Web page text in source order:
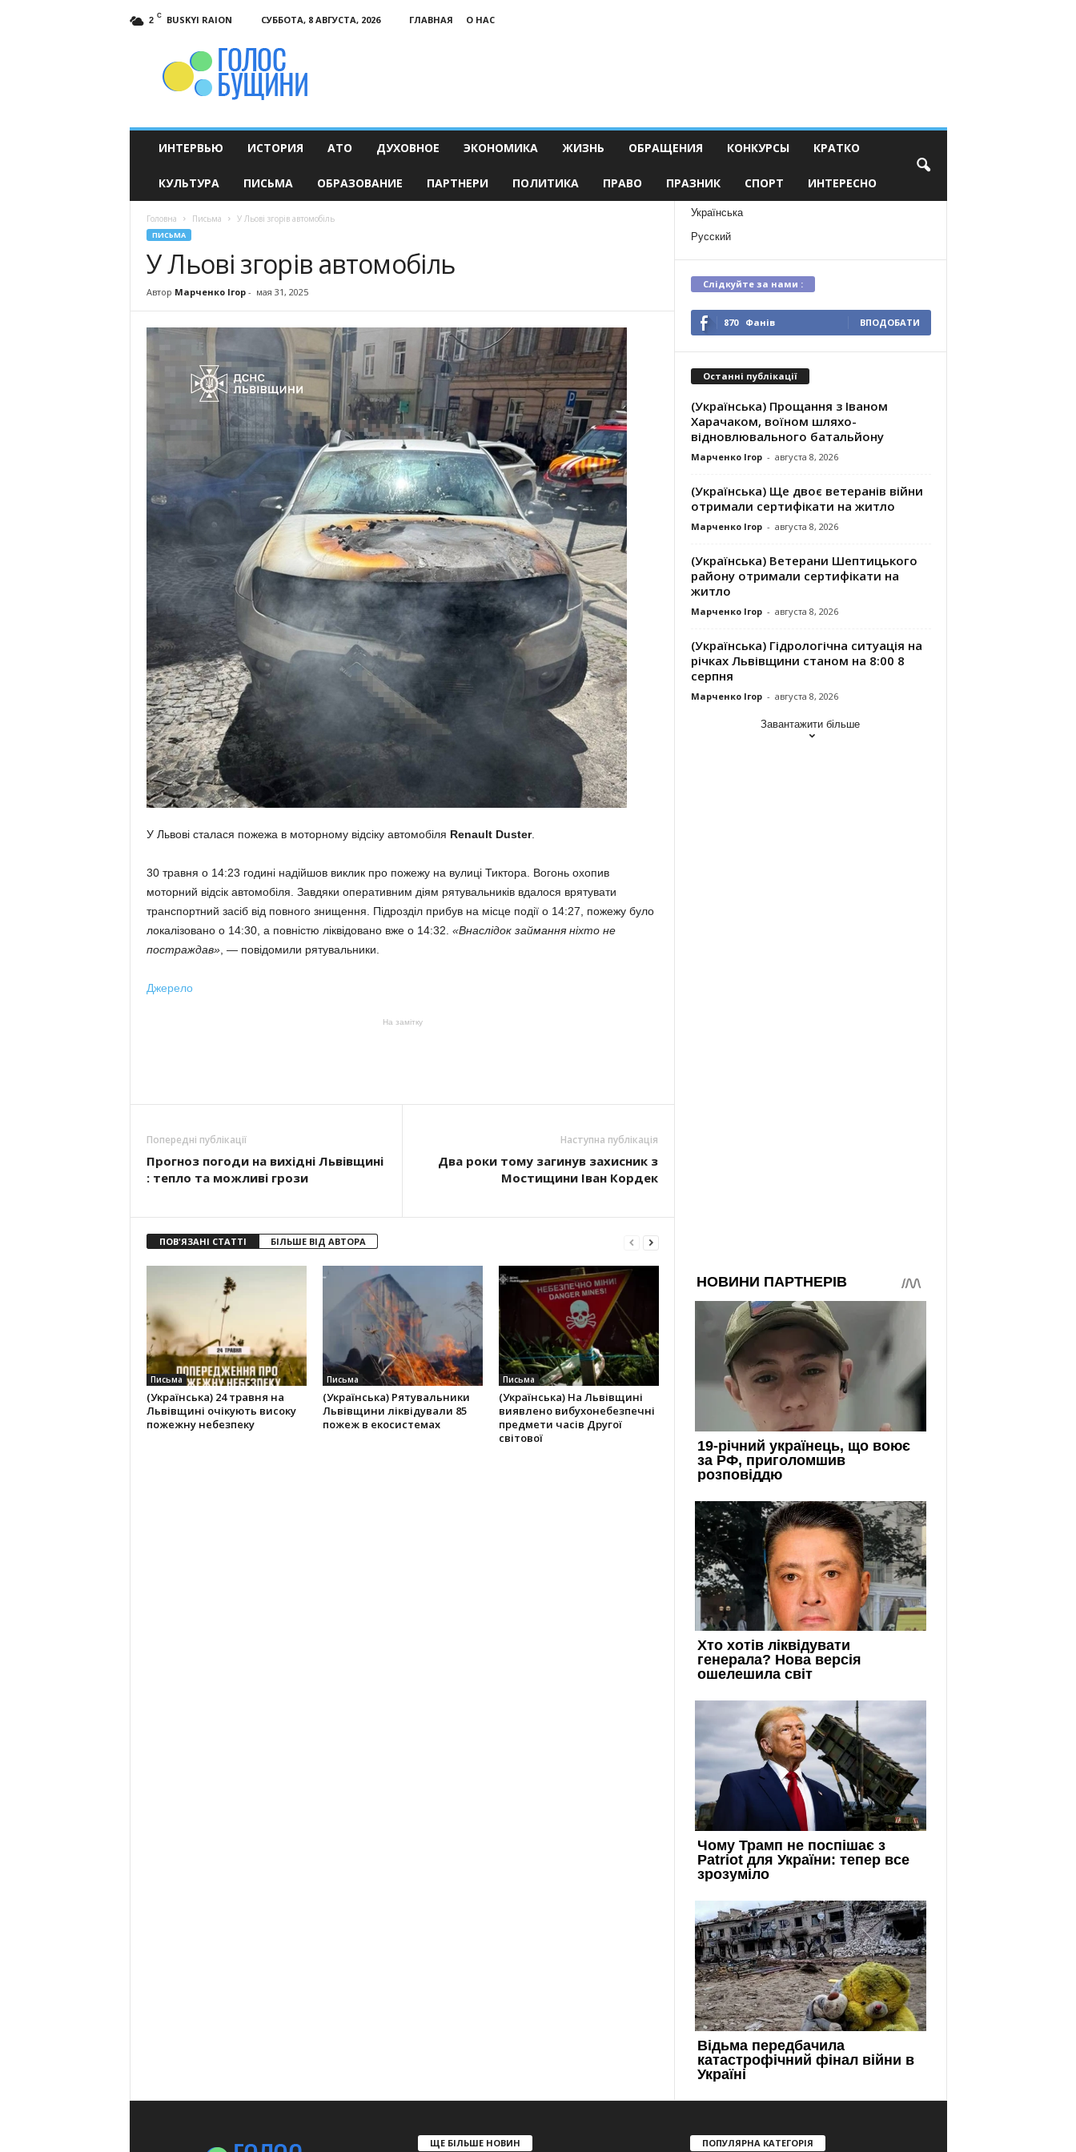
2 C BUSKYI RAION СУББОТА, 8 АВГУСТА, 2026 ГЛАВНАЯ
О НАС
ИНТЕРВЬЮ ИСТОРИЯ АТО ДУХОВНОЕ ЭКОНОМИКА ЖИЗНЬ ОБРАЩЕНИЯ КОНКУРСЫ КРАТКО
КУЛЬТУРА ПИСЬМА ОБРАЗОВАНИЕ ПАРТНЕРИ ПОЛИТИКА ПРАВО ПРАЗНИК СПОРТ ИНТЕРЕСНО
Головна Письма У Льові згорів автомобіль
ПИСЬМА
У Льові згорів автомобіль
Автор Марченко Ігор- мая 31, 2025
У Львові сталася пожежа в моторному відсіку автомобіля Renault Duster.
30 травня о 14:23 годині надійшов виклик про пожежу на вулиці Тиктора. Вогонь охопив
моторний відсік автомобіля. Завдяки оперативним діям рятувальників вдалося врятувати
транспортний засіб від повного знищення. Підрозділ прибув на місце події о 14:27, пожежу було
локалізовано о 14:30, а повністю ліквідовано вже о 14:32. «Внаслідок займання ніхто не
постраждав», — повідомили рятувальники.
Джерело
На замітку
Попередні публікації
Прогноз погоди на вихідні Львівщині
: тепло та можливі грози
Наступна публікація
Два роки тому загинув захисник з
Мостищини Іван Кордек
ПОВ'ЯЗАНІ СТАТТІ БІЛЬШЕ ВІД АВТОРА
Письма
(Українська) 24 травня на
Львівщині очікують високу
пожежну небезпеку
Письма
(Українська) Рятувальники
Львівщини ліквідували 85
пожеж в екосистемах
Письма
(Українська) На Львівщині
виявлено вибухонебезпечні
предмети часів Другої
світової
Українська
Русский
Слідкуйте за нами :
870 Фанів ВПОДОБАТИ
Останні публікації
(Українська) Прощання з Іваном
Харачаком, воїном шляхо-
відновлювального батальйону
Марченко Ігор - августа 8, 2026
(Українська) Ще двоє ветеранів війни
отримали сертифікати на житло
Марченко Ігор - августа 8, 2026
(Українська) Ветерани Шептицького
району отримали сертифікати на
житло
Марченко Ігор - августа 8, 2026
(Українська) Гідрологічна ситуація на
річках Львівщини станом на 8:00 8
серпня
Марченко Ігор - августа 8, 2026
Завантажити більше
ЩЕ БІЛЬШЕ НОВИН ПОПУЛЯРНА КАТЕГОРІЯ